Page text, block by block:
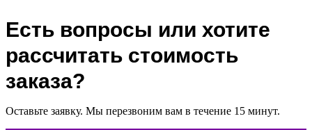
Есть вопросы или хотите
рассчитать стоимость
заказа?
Оставьте заявку. Мы перезвоним вам в течение 15 минут.